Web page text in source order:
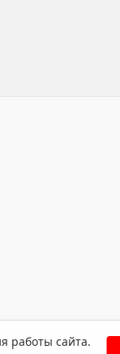
работы сайта.